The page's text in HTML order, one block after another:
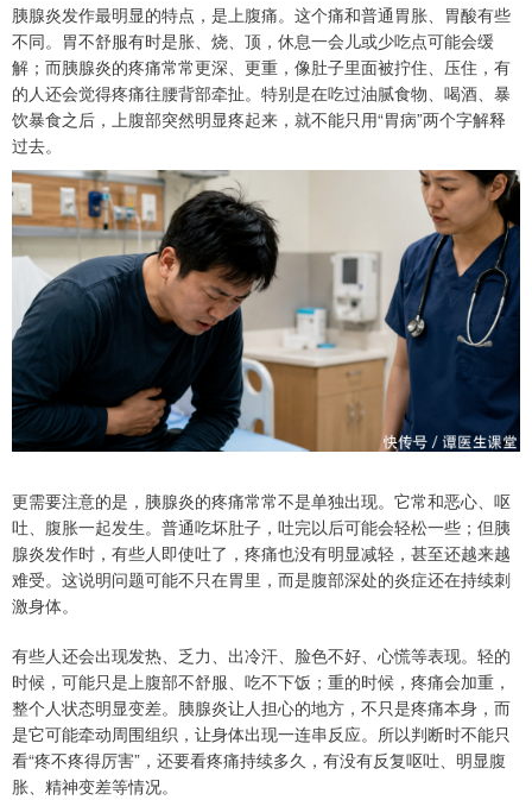
胰腺炎发作最明显的特点，是上腹痛。这个痛和普通胃胀、胃酸有些
不同。胃不舒服有时是胀、烧、顶，休息一会儿或少吃点可能会缓
解；而胰腺炎的疼痛常常更深、更重，像肚子里面被拧住、压住，有
的人还会觉得疼痛往腰背部牵扯。特别是在吃过油腻食物、喝酒、暴
饮暴食之后，上腹部突然明显疼起来，就不能只用“胃病”两个字解释
过去。
更需要注意的是，胰腺炎的疼痛常常不是单独出现。它常和恶心、呕
吐、腹胀一起发生。普通吃坏肚子，吐完以后可能会轻松一些；但胰
腺炎发作时，有些人即使吐了，疼痛也没有明显减轻，甚至还越来越
难受。这说明问题可能不只在胃里，而是腹部深处的炎症还在持续刺
激身体。
有些人还会出现发热、乏力、出冷汗、脸色不好、心慌等表现。轻的
时候，可能只是上腹部不舒服、吃不下饭；重的时候，疼痛会加重，
整个人状态明显变差。胰腺炎让人担心的地方，不只是疼痛本身，而
是它可能牵动周围组织，让身体出现一连串反应。所以判断时不能只
看“疼不疼得厉害”，还要看疼痛持续多久，有没有反复呕吐、明显腹
胀、精神变差等情况。